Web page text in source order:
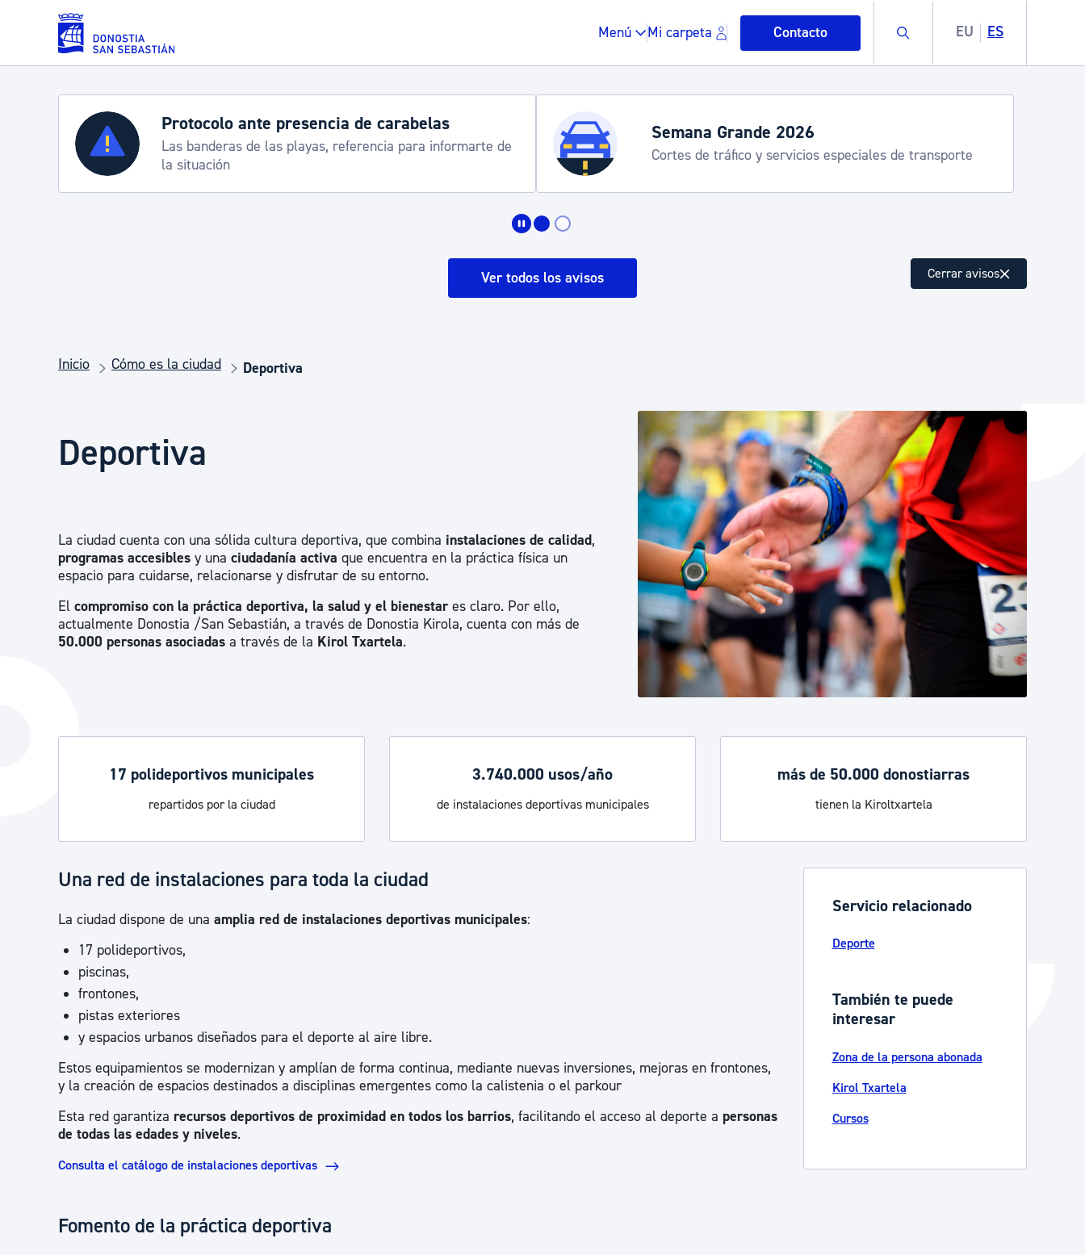
Saltar al contenido principal
Menú Mi carpeta Contacto Buscar EU ES
Servicios
Padrón y asuntos personales
Espacio público, residuos y medioambiente
Seguridad ciudadana y emergencias
Desarrollo económico y empleo
Igualdad, Derechos Humanos y convivencia
Participación ciudadana y asociacionismo Cultura
Deporte Turismo
La ciudad
La ciudad ahora
Descubre la ciudad
Actualidad
Noticias
Administración municipal
Tablón de anuncios oficiales
Calendario fiscal
Ayuda a la tramitación
Protocolo ante presencia de carabelas
Las banderas de las playas, referencia para informarte de
la situación
Semana Grande 2026
Cortes de tráfico y servicios especiales de transporte
Ver todos los avisos Cerrar avisos
Inicio Cómo es la ciudad Deportiva
Deportiva
La ciudad cuenta con una sólida cultura deportiva, que combina instalaciones de calidad,
programas accesibles y una ciudadanía activa que encuentra en la práctica física un
espacio para cuidarse, relacionarse y disfrutar de su entorno.
El compromiso con la práctica deportiva, la salud y el bienestares claro. Por ello,
actualmente Donostia /San Sebastián, a través de Donostia Kirola, cuenta con más de
50.000 personas asociadas a través de la Kirol Txartela.
17 polideportivos municipales
repartidos por la ciudad
3.740.000 usos/año
de instalaciones deportivas municipales
más de 50.000 donostiarras
tienen la Kiroltxartela
Una red de instalaciones para toda la ciudad
La ciudad dispone de una amplia red de instalaciones deportivas municipales:
17 polideportivos,
piscinas,
frontones,
pistas exteriores
y espacios urbanos diseñados para el deporte al aire libre.
Estos equipamientos se modernizan y amplían de forma continua, mediante nuevas inversiones, mejoras en frontones,
y la creación de espacios destinados a disciplinas emergentes como la calistenia o el parkour
Esta red garantiza recursos deportivos de proximidad en todos los barrios, facilitando el acceso al deporte a personas
de todas las edades y niveles.
Consulta el catálogo de instalaciones deportivas
Fomento de la práctica deportiva
Servicio relacionado
Deporte
También te puede
interesar
Zona de la persona abonada
Kirol Txartela
Cursos